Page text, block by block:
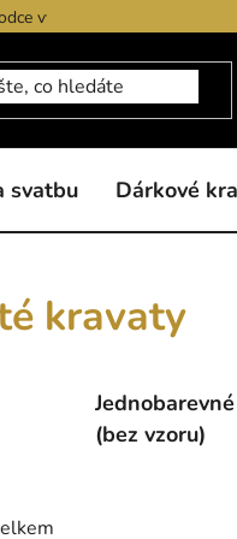
výběrem produktů
svatbu Dárkové
kravaty
Jednobarevné
(bez vzoru)